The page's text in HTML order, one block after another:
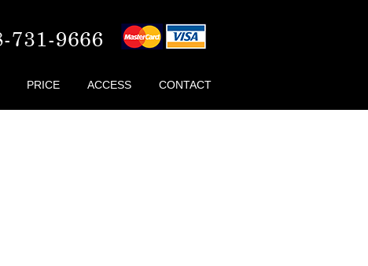
PRICE ACCESS CONTACT